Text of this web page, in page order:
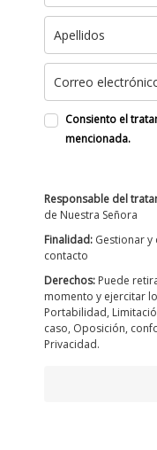
Consiento el
mencionada.
Responsable del
de Nuestra Señora
Finalidad: Gestionar y
contacto
Derechos: Puede
momento y ejercitar
Portabilidad,
caso, Oposición,
Privacidad.